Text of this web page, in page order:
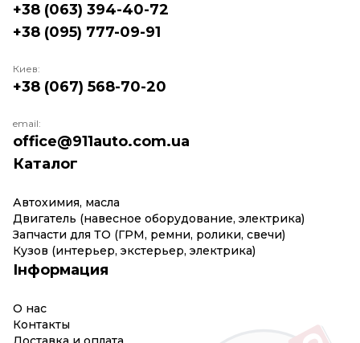
Каталог
Автохимия, масла
Двигатель (навесное оборудование, электрика)
Запчасти для ТО (ГРМ, ремни, ролики, свечи)
Кузов (интерьер, экстерьер, электрика)
Інформация
О нас
Контакты
+38 (063) 394-40-72
+38 (095) 777-09-91
Киев:
+38 (067) 568-70-20
email:
office@911auto.com.ua